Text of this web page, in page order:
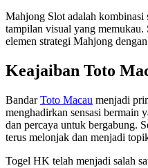
Mahjong Slot adalah kombinasi
tampilan visual yang memukau.
elemen strategi Mahjong
Keajaiban Toto
BandarToto Macau menjadi
menghadirkan sensasi bermain
dan percaya untuk bergabung.
terus melonjak dan menjadi
Togel HK telah menjadi salah